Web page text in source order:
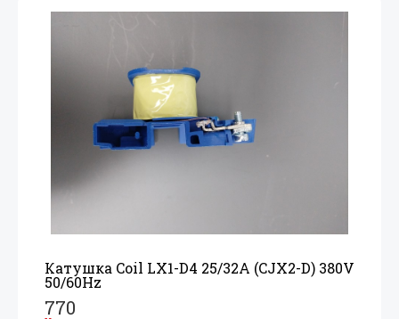
Катушка Coil LX1-D4 25/32A (CJX2-D) 380V
50/60Hz
770